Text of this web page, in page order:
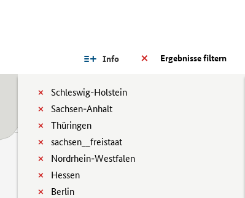
Ergebnisse filtern
Info
Schleswig-Holstein
Sachsen-Anhalt
Thüringen
sachsen__freistaat
Nordrhein-Westfalen
Hessen
Berlin